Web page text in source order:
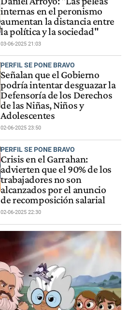
internas en el peronismo
aumentan la distancia entre
la política y la sociedad"
03-06-2025 21:03
PERFIL SE PONE BRAVO
Señalan que el Gobierno
podría intentar desguazar la
Defensoría de los Derechos
de las Niñas, Niños y
Adolescentes
02-06-2025 23:50
PERFIL SE PONE BRAVO
Crisis en el Garrahan:
advierten que el 90% de los
trabajadores no son
alcanzados por el anuncio
de recomposición salarial
02-06-2025 22:30